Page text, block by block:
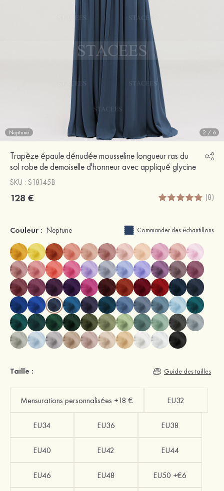
Neptune 2 / 6
Trapèze épaule dénudée mousseline longueur ras du
sol robe de demoiselle d'honneur avec appliqué glycine
SKU : S18145B
128 € (8)
Couleur : Neptune Commander des échantillons
Taille : Guide des tailles
Mensurations personnalisées +18 € EU32
EU34 EU36 EU38
EU40 EU42 EU44
EU46 EU48 EU50 +€6